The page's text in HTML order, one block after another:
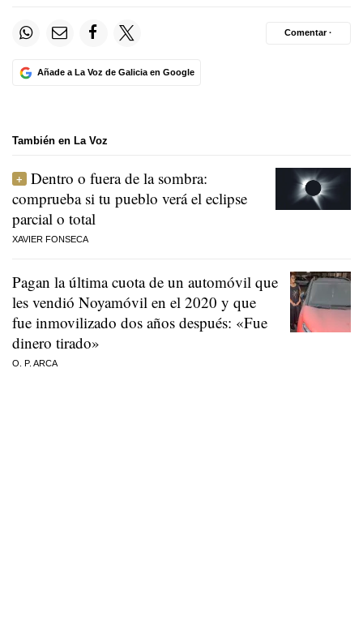
Añade a La Voz de Galicia en Google
Comentar ·
También en La Voz
Dentro o fuera de la sombra:
comprueba si tu pueblo verá el eclipse
parcial o total
XAVIER FONSECA
Pagan la última cuota de un automóvil que
les vendió Noyamóvil en el 2020 y que
fue inmovilizado dos años después: «Fue
dinero tirado»
O. P. ARCA